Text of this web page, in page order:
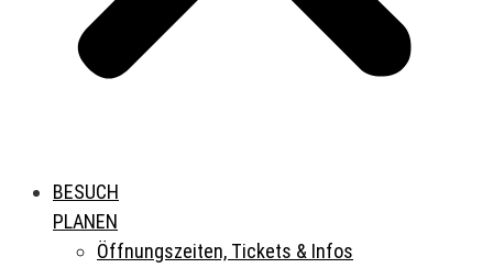
BESUCH
PLANEN
Öffnungszeiten, Tickets & Infos